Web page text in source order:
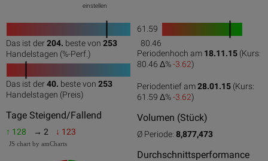
einstellen
Das ist der204. beste von 253
Handelstagen (%-Perf.)
Das ist der40. beste von 253
Handelstagen (Preis)
Tage Steigend/Fallend
↑ 128 → 2 ↓ 123
JS chart by amCharts
61.59
1
0 100
80.46
Periodenhoch am 18.11.15 (Kurs:
80.46 Δ%-3.62)
Periodentief am28.01.15 (Kurs:
61.59 Δ%-3.62)
Volumen (Stück)
Ø Periode: 8,877,473
Durchschnittsperformance